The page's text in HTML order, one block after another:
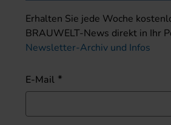
Erhalten Sie jede Woche
BRAUWELT-News direkt in Ihr
Newsletter-Archiv und Infos
E-Mail